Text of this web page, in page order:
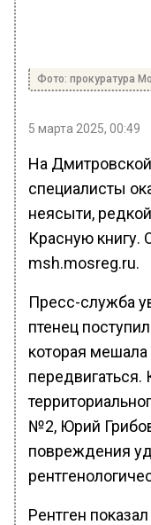
Фото: прокуратура
5 марта 2025, 00:49
На
специалисты
неясыти,
Красную книгу.
msh.mosreg.ru.
Пресс-служба
птенец
которая мешала
передвигаться.
№2, Юрий
повреждения
Рентген